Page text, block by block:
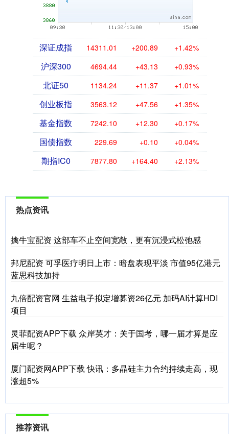
深证成指 14311.01 +200.89 +1.42%
沪深300 4694.44 +43.13 +0.93%
北证50 1134.24 +11.37 +1.01%
创业板指 3563.12 +47.56 +1.35%
基金指数 7242.10 +12.30 +0.17%
国债指数 229.69 +0.10 +0.04%
期指IC0 7877.80 +164.40 +2.13%
热点资讯
擒牛宝配资 这部车不止空间宽敞，更有沉浸式松弛感
邦尼配资 可孚医疗明日上市：暗盘表现平淡 市值95亿港元
蓝思科技加持
九倍配资官网 生益电子拟定增募资26亿元 加码AI计算HDI
项目
灵菲配资APP下载 众岸英才：关于国考，哪一届才算是应
届生呢？
厦门配资网APP下载 快讯：多晶硅主力合约持续走高，现
涨超5%
推荐资讯